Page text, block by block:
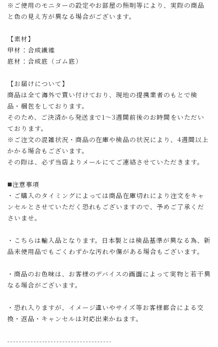
※ご使用のモニターの設定やお部屋の照明等により、実際の商品
と色の見え方が異なる場合がございます。
【素材】
甲材：合成繊維
底材：合成底（ゴム底）
【お届けについて】
商品は全て海外で買い付けており、現地の提携業者のもとで検
品・梱包をしております。
そのため、ご決済から発送まで1～3週間前後のお時間をいただい
ております。
※ご注文の混雑状況・商品の在庫や検品の状況により、4週間以上
かかる場合もございます。
その際は、必ず当店よりメールにてご連絡させていただきます。
◼️注意事項
・ご購入のタイミングによっては商品在庫切れにより注文をキャ
ンセルとさせていただく恐れもございますので、予めご了承くだ
さいませ。
・こちらは輸入品となります。日本製とは検品基準が異なる為、新
品未使用品でもごくわずかな汚れや傷がある場合もございます。
・商品のお色味は、お客様のデバイスの画面によって実物と若干異
なる場合がございます。
・恐れ入りますが、イメージ違いやサイズ等お客様都合による交
換・返品・キャンセルは対応出来かねます。
------------------------------------